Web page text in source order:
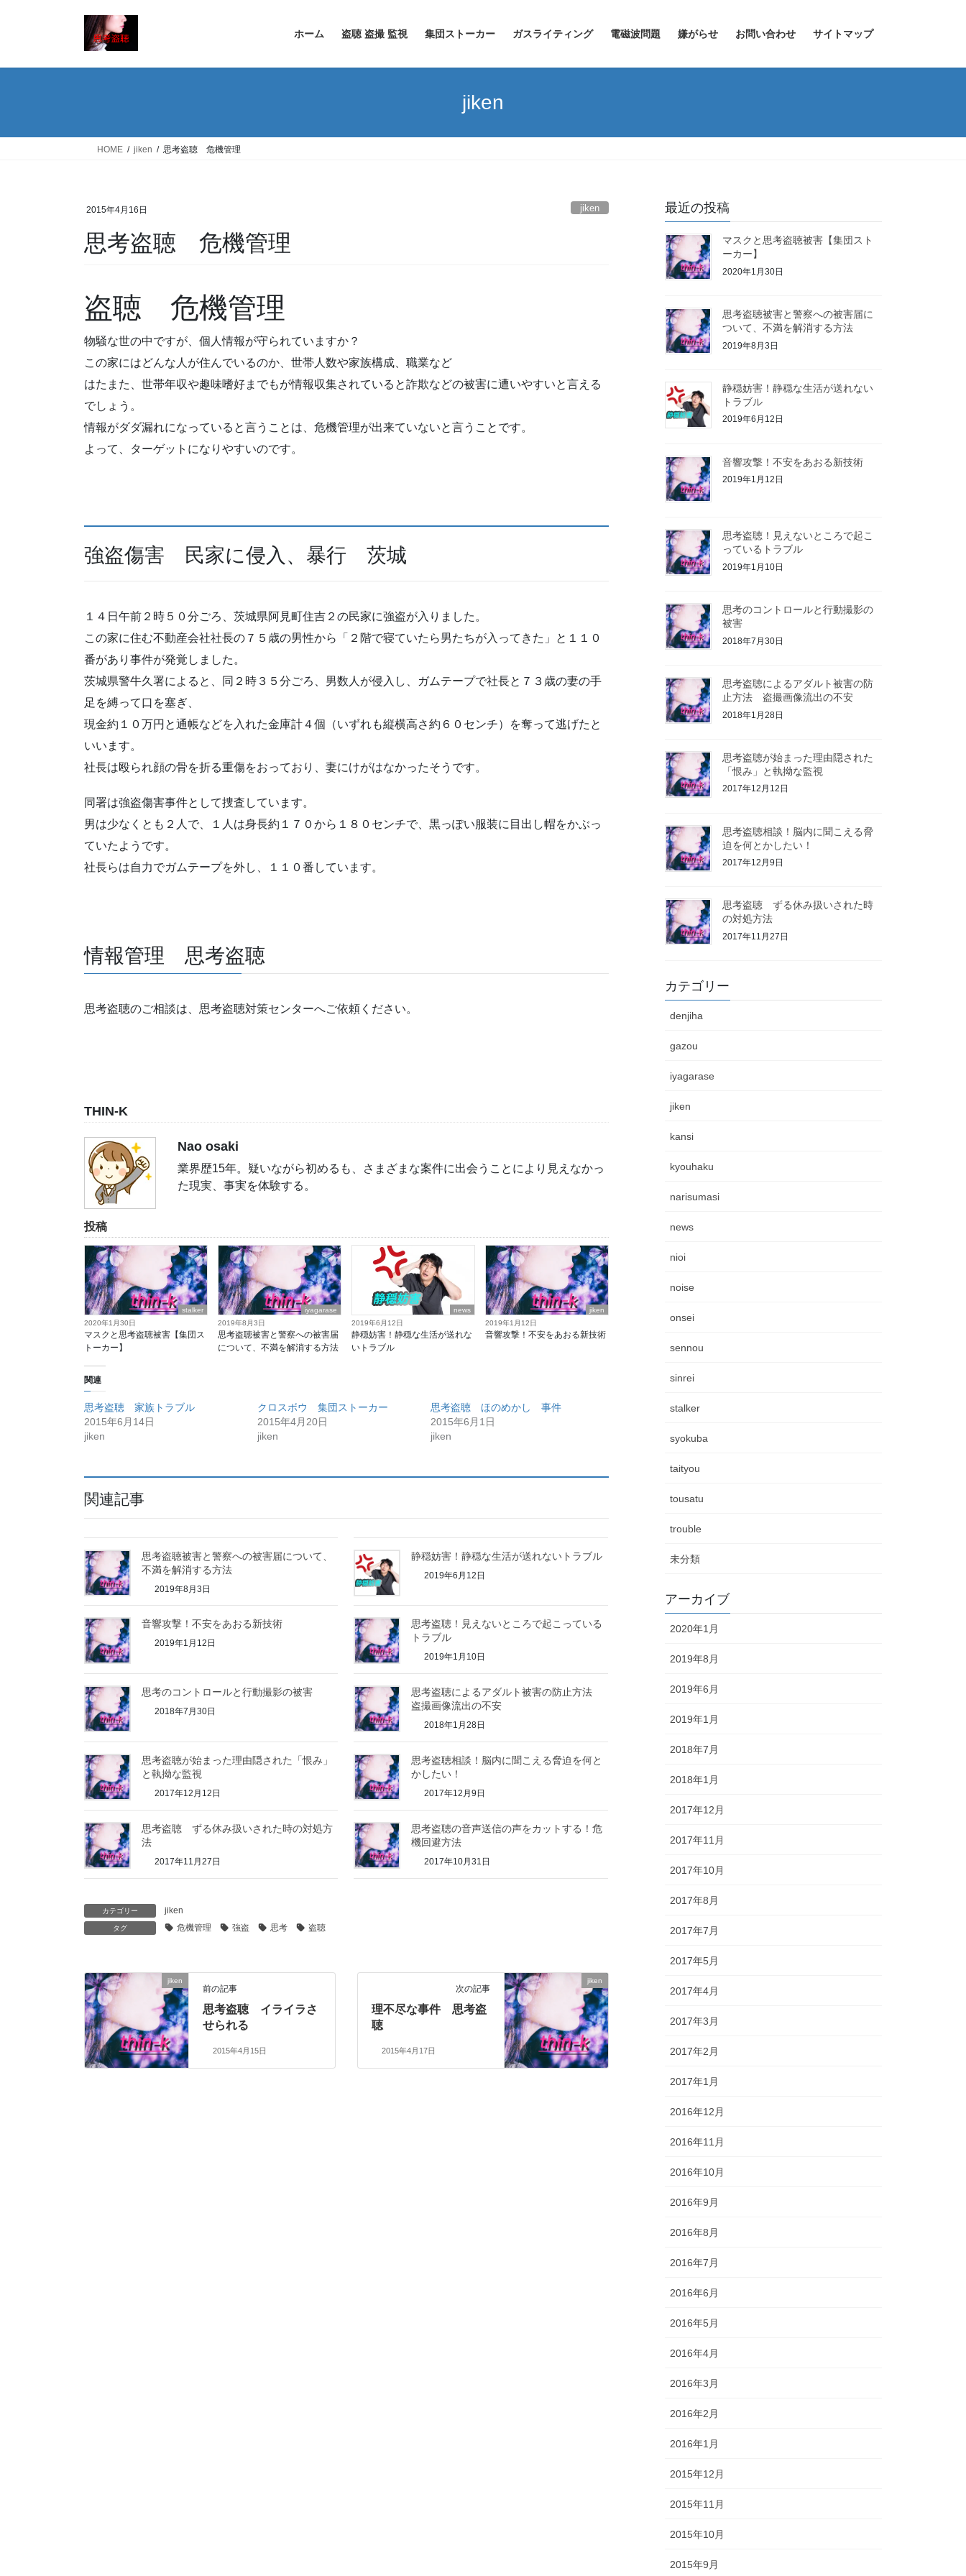
ホーム 盗聴 盗撮 監視 集団ストーカー ガスライティング 電磁波問題 嫌がらせ お問い合わせ サイトマップ
jiken
HOME jiken 思考盗聴 危機管理
2015年4月16日 jiken
思考盗聴 危機管理
盗聴 危機管理
物騒な世の中ですが、個人情報が守られていますか？
この家にはどんな人が住んでいるのか、世帯人数や家族構成、職業など
はたまた、世帯年収や趣味嗜好までもが情報収集されていると詐欺などの被害に遭いやすいと言える
でしょう。
情報がダダ漏れになっていると言うことは、危機管理が出来ていないと言うことです。
よって、ターゲットになりやすいのです。
強盗傷害 民家に侵入、暴行 茨城
１４日午前２時５０分ごろ、茨城県阿見町住吉２の民家に強盗が入りました。
この家に住む不動産会社社長の７５歳の男性から「２階で寝ていたら男たちが入ってきた」と１１０
番があり事件が発覚しました。
茨城県警牛久署によると、同２時３５分ごろ、男数人が侵入し、ガムテープで社長と７３歳の妻の手
足を縛って口を塞ぎ、
現金約１０万円と通帳などを入れた金庫計４個（いずれも縦横高さ約６０センチ）を奪って逃げたと
いいます。
社長は殴られ顔の骨を折る重傷をおっており、妻にけがはなかったそうです。
同署は強盗傷害事件として捜査しています。
男は少なくとも２人で、１人は身長約１７０から１８０センチで、黒っぽい服装に目出し帽をかぶっ
ていたようです。
社長らは自力でガムテープを外し、１１０番しています。
情報管理 思考盗聴
思考盗聴のご相談は、思考盗聴対策センターへご依頼ください。
THIN-K
Nao osaki
業界歴15年。疑いながら初めるも、さまざまな案件に出会うことにより見えなかっ
た現実、事実を体験する。
投稿
stalker
2020年1月30日
マスクと思考盗聴被害【集団ス
トーカー】
iyagarase
2019年8月3日
思考盗聴被害と警察への被害届
について、不満を解消する方法
news
2019年6月12日
静穏妨害！静穏な生活が送れな
いトラブル
jiken
2019年1月12日
音響攻撃！不安をあおる新技術
関連
思考盗聴 家族トラブル
2015年6月14日
jiken
クロスボウ 集団ストーカー
2015年4月20日
jiken
思考盗聴 ほのめかし 事件
2015年6月1日
jiken
関連記事
思考盗聴被害と警察への被害届について、
不満を解消する方法
2019年8月3日
静穏妨害！静穏な生活が送れないトラブル
2019年6月12日
音響攻撃！不安をあおる新技術
2019年1月12日
思考盗聴！見えないところで起こっている
トラブル
2019年1月10日
思考のコントロールと行動撮影の被害
2018年7月30日
思考盗聴によるアダルト被害の防止方法
盗撮画像流出の不安
2018年1月28日
思考盗聴が始まった理由隠された「恨み」
と執拗な監視
2017年12月12日
思考盗聴相談！脳内に聞こえる脅迫を何と
かしたい！
2017年12月9日
思考盗聴 ずる休み扱いされた時の対処方
法
2017年11月27日
思考盗聴の音声送信の声をカットする！危
機回避方法
2017年10月31日
カテゴリー jiken
タグ 危機管理 強盗 思考 盗聴
jiken
前の記事
思考盗聴 イライラさ
せられる
2015年4月15日
jiken
次の記事
理不尽な事件 思考盗
聴
2015年4月17日
最近の投稿
マスクと思考盗聴被害【集団スト
ーカー】
2020年1月30日
思考盗聴被害と警察への被害届に
ついて、不満を解消する方法
2019年8月3日
静穏妨害！静穏な生活が送れない
トラブル
2019年6月12日
音響攻撃！不安をあおる新技術
2019年1月12日
思考盗聴！見えないところで起こ
っているトラブル
2019年1月10日
思考のコントロールと行動撮影の
被害
2018年7月30日
思考盗聴によるアダルト被害の防
止方法 盗撮画像流出の不安
2018年1月28日
思考盗聴が始まった理由隠された
「恨み」と執拗な監視
2017年12月12日
思考盗聴相談！脳内に聞こえる脅
迫を何とかしたい！
2017年12月9日
思考盗聴 ずる休み扱いされた時
の対処方法
2017年11月27日
カテゴリー
denjiha
gazou
iyagarase
jiken
kansi
kyouhaku
narisumasi
news
nioi
noise
onsei
sennou
sinrei
stalker
syokuba
taityou
tousatu
trouble
未分類
アーカイブ
2020年1月
2019年8月
2019年6月
2019年1月
2018年7月
2018年1月
2017年12月
2017年11月
2017年10月
2017年8月
2017年7月
2017年5月
2017年4月
2017年3月
2017年2月
2017年1月
2016年12月
2016年11月
2016年10月
2016年9月
2016年8月
2016年7月
2016年6月
2016年5月
2016年4月
2016年3月
2016年2月
2016年1月
2015年12月
2015年11月
2015年10月
2015年9月